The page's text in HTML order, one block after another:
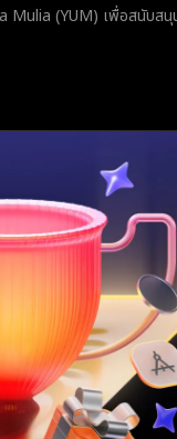
(YUM) เพื่อสนับสนุ